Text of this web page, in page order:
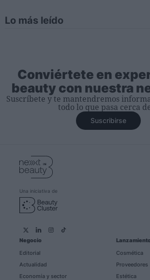
Lo más leído
Conviértete en
beauty con nuestra
Suscríbete y te mantendremos
todo lo que pasa cerca
Suscribirse
Una iniciativa de
Negocio
Editorial
Actualidad
Economía y sector
Cosmética
Proveedores
Estética